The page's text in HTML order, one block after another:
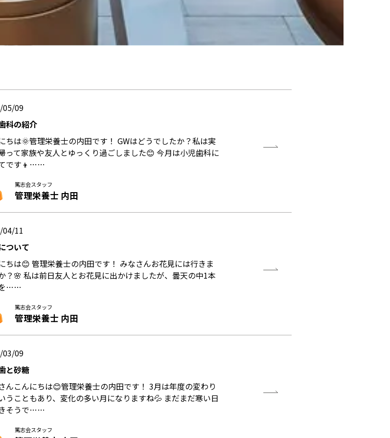
05/09
科の紹介
ちは🌞管理栄養士の内田です！ GWはどうでしたか？私は実
って家族や友人とゆっくり過ごしました😊 今月は小児歯科に
です👦……
篤志会スタッフ
管理栄養士 内田
04/11
ついて
ちは😊 管理栄養士の内田です！ みなさんお花見には行きま
？🌸 私は前日友人とお花見に出かけましたが、曇天の中1本
……
篤志会スタッフ
管理栄養士 内田
03/09
と砂糖
んこんにちは😊管理栄養士の内田です！ 3月は年度の変わり
うこともあり、変化の多い月になりますね💦 まだまだ寒い日
そうで……
篤志会スタッフ